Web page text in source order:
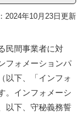
2024年10月23日更新
民間事業者に対
フォメーションパ
以下、「インフォ
。インフォメーシ
以下、守秘義務誓